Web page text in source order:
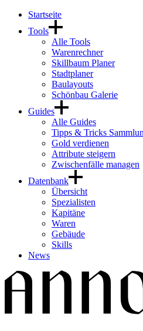
Startseite
Tools
Alle Tools
Warenrechner
Skillbaum Planer
Stadtplaner
Baulayouts
Schönbau Galerie
Guides
Alle Guides
Tipps & Tricks
Gold verdienen
Attribute steigern
Zwischenfälle managen
Datenbank
Übersicht
Spezialisten
Kapitäne
Waren
Gebäude
Skills
News